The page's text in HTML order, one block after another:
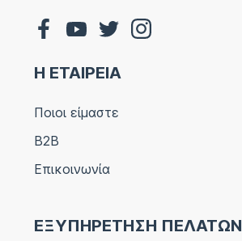
Η ΕΤΑΙΡΕΙΑ
Ποιοι είμαστε
B2B
Επικοινωνία
ΕΞΥΠΗΡΕΤΗΣΗ ΠΕΛΑΤΩΝ